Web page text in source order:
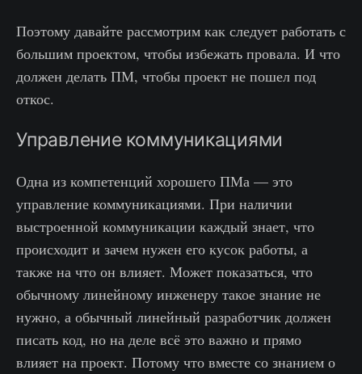
Поэтому давайте рассмотрим как следует работать с
большим проектом, чтобы избежать провала. И что
должен делать ПМ, чтобы проект не пошел под
откос.
Управление коммуникациями
Одна из компетенций хорошего ПМа — это
управление коммуникациями. При наличии
выстроенной коммуникации каждый знает, что
происходит и зачем нужен его кусок работы, а
также на что он влияет. Может показаться, что
обычному линейному инженеру такое знание не
нужно, а обычный линейный разработчик должен
писать код, но на деле всё это важно и прямо
влияет на проект. Потому что вместе со знанием о